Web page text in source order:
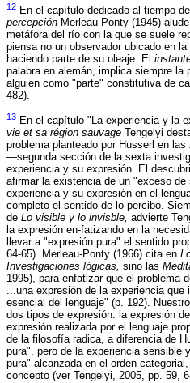
12 En el capítulo dedicado al tiempo
percepción Merleau-Ponty (1945)
metáfora del río con la que se suele
piensa no un observador ubicado en
haciendo parte de su oleaje. El
palabra en alemán, implica siempre la
alguien como "parte" constitutiva de
482).
13 En el capítulo "La experiencia y la
vie et sa région sauvage Tengelyi
problema planteado por Husserl en las
—segunda sección de la sexta
experiencia y su expresión. El
afirmar la existencia de un "exceso
experiencia y su expresión en el
completo el sentido de lo percibo.
de Lo visible y lo invisble, advierte
la expresión en-fatizando en la
llevar a "expresión pura" el sentido
64-65). Merleau-Ponty (1966) cita en
Investigaciones lógicas, sino las
1995), para enfatizar que el problema
...una expresión de la experiencia
esencial del lenguaje" (p. 192).
dos tipos de expresión: la expresión
expresión realizada por el lenguaje
de la filosofía radica, a diferencia de
pura", pero de la experiencia sensible
pura" alcanzada en el orden
concepto (ver Tengelyi, 2005, pp. 59,